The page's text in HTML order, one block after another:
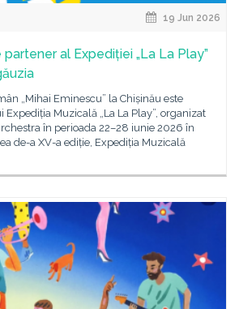
19 Jun 2026
partener al Expediției „La La Play”
„Mihai Eminescu” la Chișinău este
Muzicală „La La Play”, organizat
în perioada 22–28 iunie 2026 în
de-a XV-a ediție, Expediția Muzicală